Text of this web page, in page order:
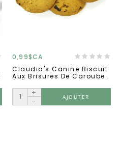
0,99$CA
Claudia's Canine Biscuit
Aux Brisures De Caroube
+
-
AJOUTER